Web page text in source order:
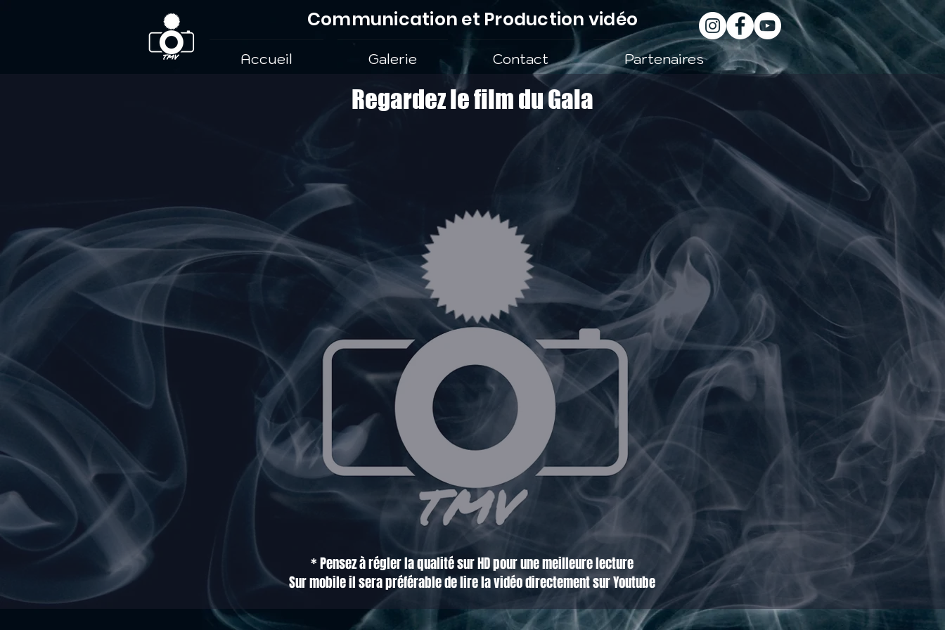
Communication et Production vidéo
Accueil Galerie Contact Partenaires
Regardez le film du Gala
* Pensez à régler la qualité sur HD pour une meilleure lecture
Sur mobile il sera préférable de lire la vidéo directement sur Youtube